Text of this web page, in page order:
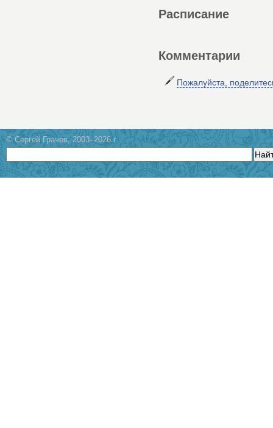
Расписание
Комментарии
Пожалуйста,
© Сергей Грачев, 2003–2026 г.